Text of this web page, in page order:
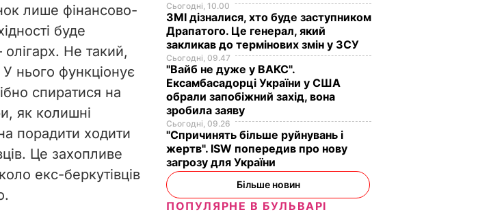
лише фінансово-
буде
Не такий,
нього функціонує
спиратися на
як колишні
порадити ходити
Це захопливе
екс-беркутівців
Сьогодні, 10.00
ЗМІ дізналися, хто буде заступником
Драпатого. Це генерал, який
закликав до термінових змін у ЗСУ
Сьогодні, 09.47
"Вайб не дуже у ВАКС".
Ексамбасадорці України у США
обрали запобіжний захід, вона
зробила заяву
Сьогодні, 09.26
"Спричинять більше руйнувань і
жертв". ISW попередив про нову
загрозу для України
Більше новин
ПОПУЛЯРНЕ В БУЛЬВАРІ